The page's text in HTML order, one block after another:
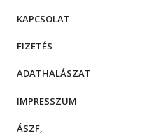
KAPCSOLAT
FIZETÉS
ADATHALÁSZAT
IMPRESSZUM
ÁSZF,